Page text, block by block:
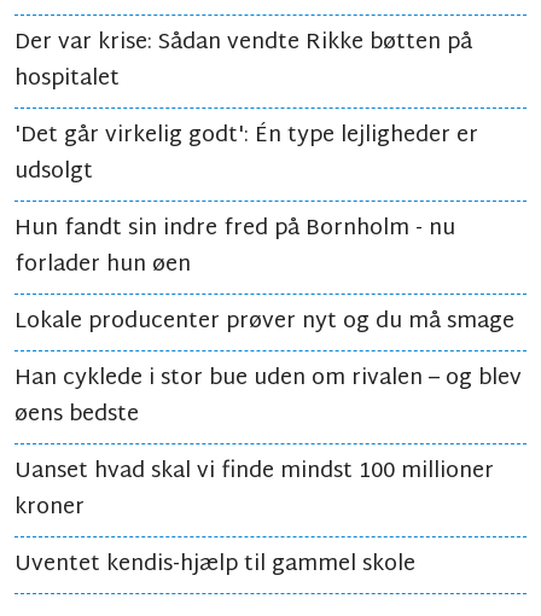
Der var krise: Sådan vendte Rikke bøtten på
hospitalet
'Det går virkelig godt': Én type lejligheder er
udsolgt
Hun fandt sin indre fred på Bornholm - nu
forlader hun øen
Lokale producenter prøver nyt og du må smage
Han cyklede i stor bue uden om rivalen – og blev
øens bedste
Uanset hvad skal vi finde mindst 100 millioner
kroner
Uventet kendis-hjælp til gammel skole